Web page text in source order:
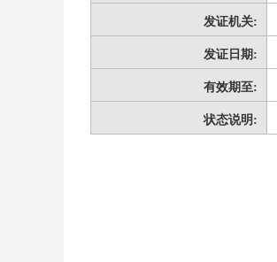
发证机关:
发证日期:
有效期至:
状态说明: